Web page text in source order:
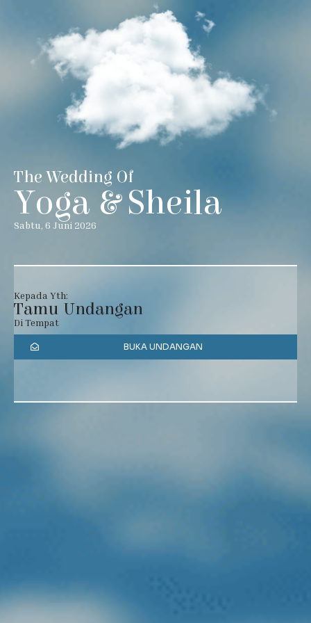
The Wedding Of
Yoga & Sheila
Sabtu, 6 Juni 2026
Kepada Yth:
Tamu Undangan
Di Tempat
BUKA UNDANGAN